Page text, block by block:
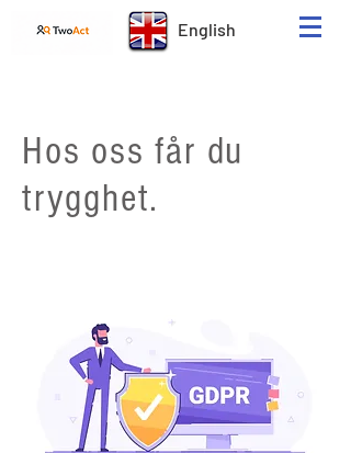
English
Hos oss får du
trygghet.